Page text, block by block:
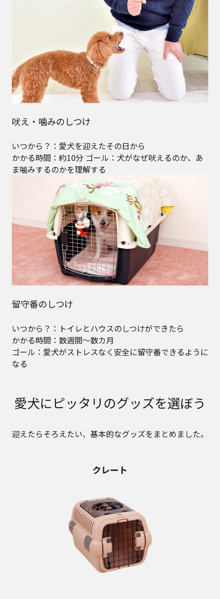
吠え・噛みのしつけ
いつから？：愛犬を迎えたその日から
かかる時間：約10分 ゴール：犬がなぜ吠えるのか、あ
ま噛みするのかを理解する
留守番のしつけ
いつから？：トイレとハウスのしつけができたら
かかる時間：数週間～数カ月
ゴール：愛犬がストレスなく安全に留守番できるように
なる
愛犬にピッタリのグッズを選ぼう
迎えたらそろえたい、基本的なグッズをまとめました。
クレート